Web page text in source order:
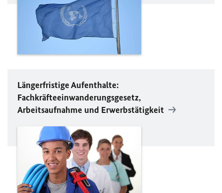
Längerfristige Aufenthalte:
Fachkräfteeinwanderungs­gesetz,
Arbeitsaufnahme und Erwerbstätigkeit